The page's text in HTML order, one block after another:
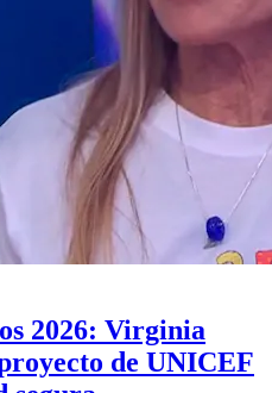
2026: Virginia
de UNICEF